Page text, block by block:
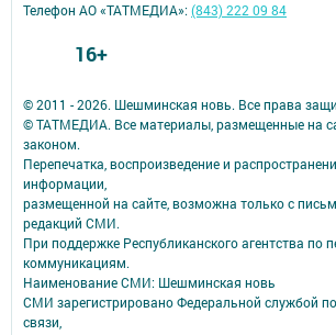
© 2011 - 2026. Шешминская новь. Все права
© ТАТМЕДИА. Все материалы, размещенные на
законом.
Перепечатка, воспроизведение и
информации,
размещенной на сайте, возможна только с
редакций СМИ.
При поддержке Республиканского агентства по
коммуникациям.
Наименование СМИ: Шешминская новь
СМИ зарегистрировано Федеральной службой
связи,
Телефон АО «ТАТМЕДИА»:(843) 222 09 84
16+